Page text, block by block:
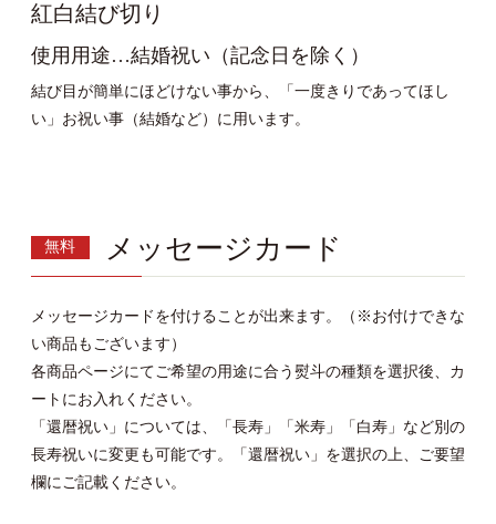
紅白結び切り
使用用途…結婚祝い（記念日を除く）
結び目が簡単にほどけない事から、「一度きりであってほし
い」お祝い事（結婚など）に用います。
無料 メッセージカード
メッセージカードを付けることが出来ます。（※お付けできな
い商品もございます）
各商品ページにてご希望の用途に合う熨斗の種類を選択後、カ
ートにお入れください。
「還暦祝い」については、「長寿」「米寿」「白寿」など別の
長寿祝いに変更も可能です。「還暦祝い」を選択の上、ご要望
欄にご記載ください。